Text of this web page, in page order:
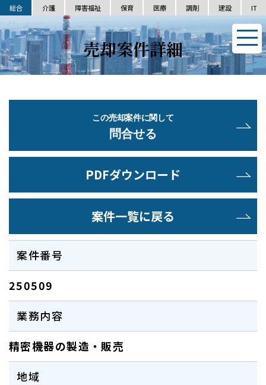
総合 介護 障害福祉 保育 医療 調剤 建設 IT
売却案件詳細
この売却案件に関して
問合せる
PDFダウンロード
案件一覧に戻る
案件番号
250509
業務内容
精密機器の製造・販売
地域